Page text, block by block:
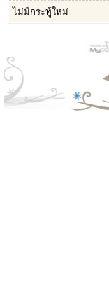
ไม่มีกระทู้ใหม่